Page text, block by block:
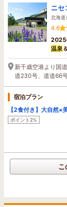
ニセ
北海道
4.6
2025
温泉
新千歳空港より国
道230号、道道66
宿泊プラン
【2食付き】大自然×
ポイント2%
こ